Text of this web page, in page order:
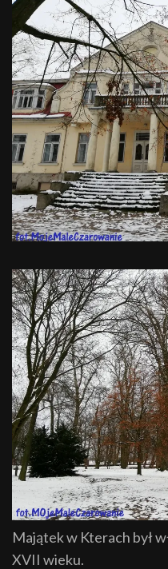
Majątek w Kterach był
XVII wieku.